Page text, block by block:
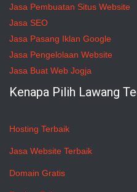
Jasa Pembuatan Situs Website
Jasa SEO
Jasa Pasang Iklan Google
Jasa Pengelolaan Website
Jasa Buat Web Jogja
Kenapa Pilih Lawang
Hosting Terbaik
Jasa Website Terbaik
Domain Gratis